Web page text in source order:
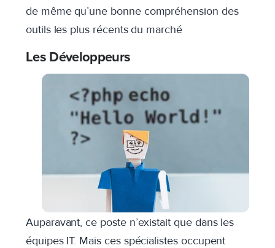
de même qu’une bonne compréhension des
outils les plus récents du marché
Les Développeurs
Auparavant, ce poste n’existait que dans les
équipes IT. Mais ces spécialistes occupent